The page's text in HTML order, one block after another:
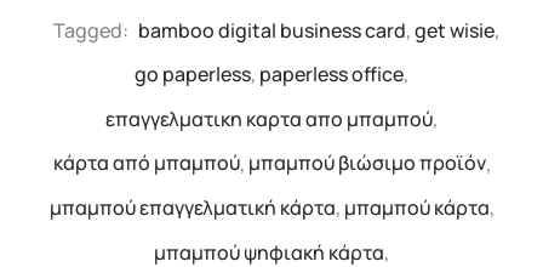
Tagged: bamboo digital business card,get wisie,
go paperless, paperless office,
επαγγελματικη καρτα απο μπαμπού,
κάρτα από μπαμπού, μπαμπού βιώσιμο προϊόν,
μπαμπού επαγγελματική κάρτα, μπαμπού κάρτα,
μπαμπού ψηφιακή κάρτα,